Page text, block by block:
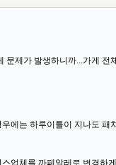
제가 발생하니까...가게 전
에는 하루이틀이 지나도 패
업체를 까페알레로 변경하